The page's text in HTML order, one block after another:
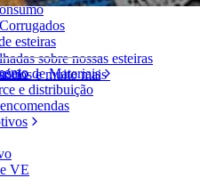
sobre nossas esteiras
e muito mais
esteiras
de Materiais
e distribuição
VE